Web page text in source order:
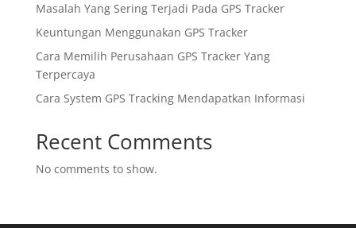
Masalah Yang Sering Terjadi Pada GPS Tracker
Keuntungan Menggunakan GPS Tracker
Cara Memilih Perusahaan GPS Tracker Yang
Terpercaya
Cara System GPS Tracking Mendapatkan Informasi
Recent Comments
No comments to show.